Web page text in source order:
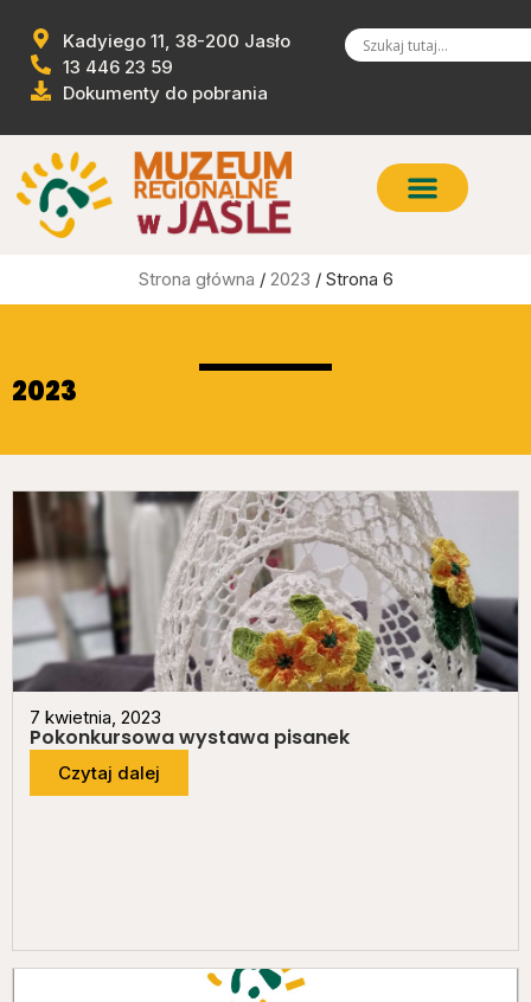
Kadyiego 11, 38-200 Jasło
13 446 23 59
Dokumenty do pobrania
Strona główna / 2023 / Strona 6
2023
7 kwietnia, 2023
Pokonkursowa wystawa pisanek
Czytaj dalej